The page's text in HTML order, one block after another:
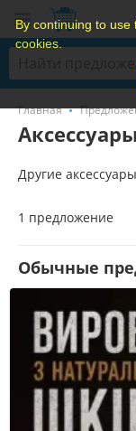
By continuing to
cookies.
Главная
Аксессуары
Другие аксессуары
1 предложение
Обычные